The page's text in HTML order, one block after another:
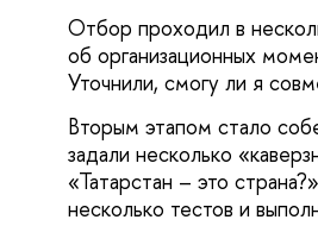
Отбор проходил в
об организационных
Уточнили, смогу ли я
Вторым этапом стало
задали несколько
«Татарстан – это
несколько тестов и